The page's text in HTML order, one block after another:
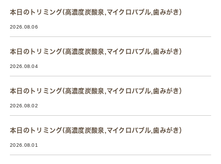
本日のトリミング(高濃度炭酸泉,マイクロバブル,歯みがき）
2026.08.06
本日のトリミング(高濃度炭酸泉,マイクロバブル,歯みがき）
2026.08.04
本日のトリミング(高濃度炭酸泉,マイクロバブル,歯みがき）
2026.08.02
本日のトリミング(高濃度炭酸泉,マイクロバブル,歯みがき）
2026.08.01